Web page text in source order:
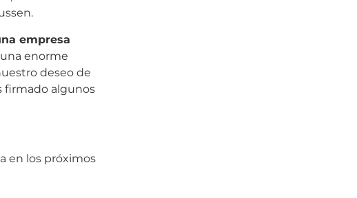
empresa
enorme
deseo de
firmado algunos
en los próximos